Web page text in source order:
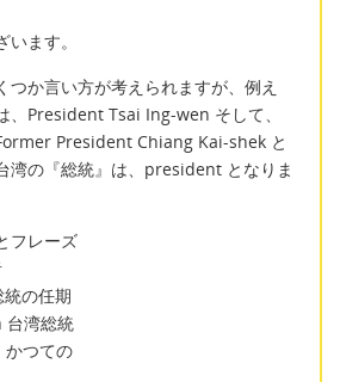
ます。
つか言い方が考えられますが、例え
、President Tsai Ing-wen そして、
President Chiang Kai-shek と
湾の『総統』は、president となりま
フレーズ
の任期
湾総統
かつての